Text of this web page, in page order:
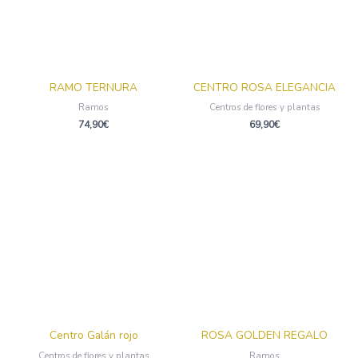
RAMO TERNURA
Ramos
74,90€
CENTRO ROSA ELEGANCIA
Centros de flores y plantas
69,90€
Centro Galán rojo ROSA GOLDEN REGALO